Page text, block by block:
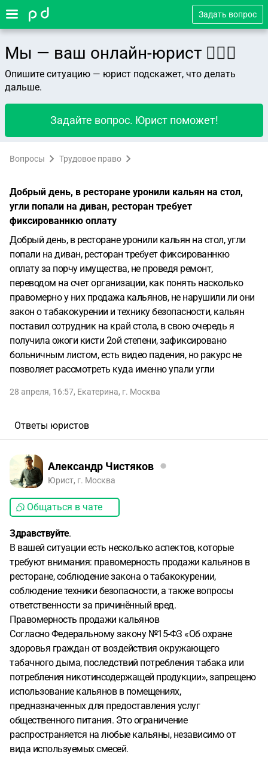
Задать вопрос
Мы — ваш онлайн-юрист 👨🏻‍⚖️
Опишите ситуацию — юрист подскажет, что делать
дальше.
Задайте вопрос. Юрист поможет!
Вопросы Трудовое право
Добрый день, в ресторане уронили кальян на стол,
угли попали на диван, ресторан требует
фиксированнкю оплату
Добрый день, в ресторане уронили кальян на стол, угли
попали на диван, ресторан требует фиксированнкю
оплату за порчу имущества, не проведя ремонт,
переводом на счет организации, как понять насколько
правомерно у них продажа кальянов, не нарушили ли они
закон о табакокурении и технику безопасности, кальян
поставил сотрудник на край стола, в свою очередь я
получила ожоги кисти 2ой степени, зафиксировано
больничным листом, есть видео падения, но ракурс не
позволяет рассмотреть куда именно упали угли
28 апреля, 16:57, Екатерина, г. Москва
Ответы юристов
Александр Чистяков
Юрист, г. Москва
Общаться в чате
Здравствуйте.
В вашей ситуации есть несколько аспектов, которые
требуют внимания: правомерность продажи кальянов в
ресторане, соблюдение закона о табакокурении,
соблюдение техники безопасности, а также вопросы
ответственности за причинённый вред.
Правомерность продажи кальянов
Согласно Федеральному закону №15-ФЗ «Об охране
здоровья граждан от воздействия окружающего
табачного дыма, последствий потребления табака или
потребления никотинсодержащей продукции», запрещено
использование кальянов в помещениях,
предназначенных для предоставления услуг
общественного питания. Это ограничение
распространяется на любые кальяны, независимо от
вида используемых смесей.